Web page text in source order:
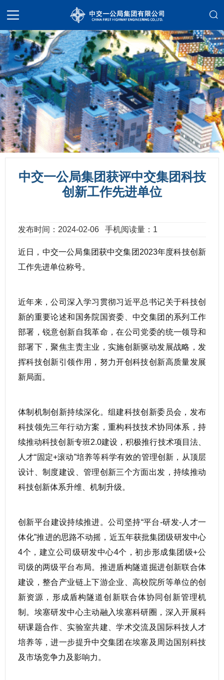
中交一公局集团获评中交集团科技
创新工作先进单位
发布时间：2024-02-06 手机阅读量：1
近日，中交一公局集团获中交集团2023年度科技创新
工作先进单位称号。
近年来，公司深入学习贯彻习近平总书记关于科技创
新的重要论述和国务院国资委、中交集团的系列工作
部署，锐意创新自我革命，在公司党委的统一领导和
部署下，聚焦主责主业，实施创新驱动发展战略，发
挥科技创新引领作用，努力开创科技创新高质量发展
新局面。
体制机制创新持续深化。组建科技创新委员会，发布
科技领先三年行动方案，重构科技技术协同体系，持
续推动科技创新专班2.0建设，积极推行技术项目法、
人才“固定+滚动”培养等科学有效的管理创新，从顶层
设计、制度建设、管理创新三个方面出发，持续推动
科技创新体系升维、机制升级。
创新平台建设持续推进。公司坚持“平台-研发-人才一
体化”推进的思路不动摇，近五年获批集团级研发中心
4个，建立公司级研发中心4个，初步形成集团级+公
司级的两级平台布局。推进盾构隧道掘进创新联合体
建设，整合产业链上下游企业、高校院所等单位的创
新资源，形成盾构隧道创新联合体协同创新管理机
制。埃塞研发中心主动融入埃塞科研圈，深入开展科
研课题合作、实验室共建、学术交流及国际科技人才
培养等，进一步提升中交集团在埃塞及周边国别科技
及市场竞争力及影响力。